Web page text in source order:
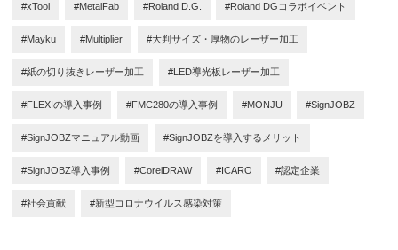
#xTool #MetalFab #Roland D.G. #Roland DGコラボイベント
#Mayku #Multiplier #大判サイズ・厚物のレーザー加工
#紙の切り抜きレーザー加工 #LED導光板レーザー加工
#FLEXIの導入事例 #FMC280の導入事例 #MONJU #SignJOBZ
#SignJOBZマニュアル動画 #SignJOBZを導入するメリット
#SignJOBZ導入事例 #CorelDRAW #ICARO #認定企業
#社会貢献 #新型コロナウイルス感染対策